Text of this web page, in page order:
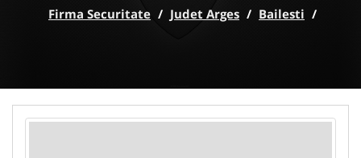
Firma Securitate / Judet Arges / Bailesti /